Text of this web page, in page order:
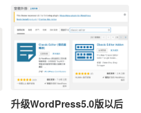
升级WordPress5.0版以后